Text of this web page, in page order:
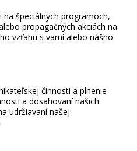
špeciálnych programoch,
propagačných akciách na
vzťahu s vami alebo nášho
činnosti a plnenie
a dosahovaní našich
udržiavaní našej